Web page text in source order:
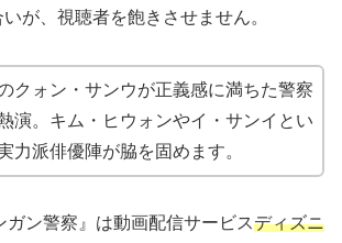
が、視聴者を飽きさせません。
クォン・サンウが正義感に満ちた警察
演。キム・ヒウォンやイ・サンイとい
力派俳優陣が脇を固めます。
ガン警察』は動画配信サービスディズニ